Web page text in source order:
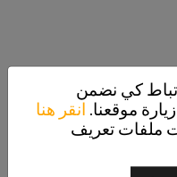
كي نضمن
موقعنا. انقر هنا
ملفات تعريف